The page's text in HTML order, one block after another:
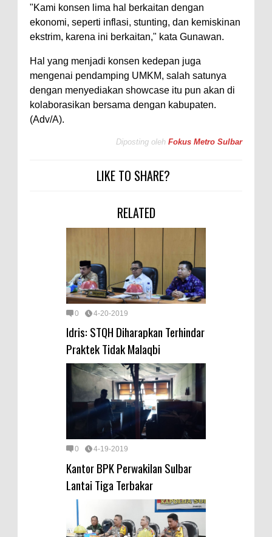
"Kami konsen lima hal berkaitan dengan
ekonomi, seperti inflasi, stunting, dan kemiskinan
ekstrim, karena ini berkaitan," kata Gunawan.
Hal yang menjadi konsen kedepan juga
mengenai pendamping UMKM, salah satunya
dengan menyediakan showcase itu pun akan di
kolaborasikan bersama dengan kabupaten.
(Adv/A).
Diposting oleh Fokus Metro Sulbar
LIKE TO SHARE?
RELATED
0 4-20-2019
Idris: STQH Diharapkan Terhindar
Praktek Tidak Malaqbi
0 4-19-2019
Kantor BPK Perwakilan Sulbar
Lantai Tiga Terbakar